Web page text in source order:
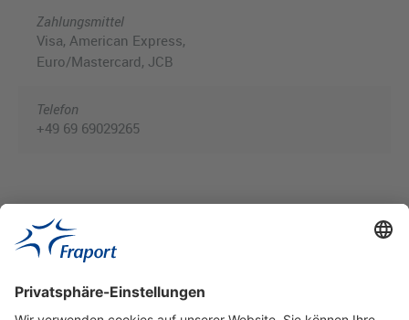
Zahlungsmittel
Visa, American Express,
Euro/Mastercard, JCB
Telefon
+49 69 69029265